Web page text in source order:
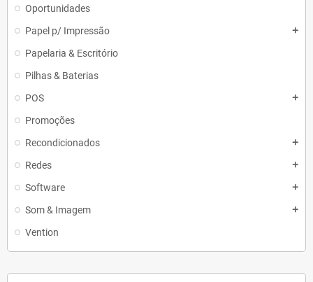
Oportunidades
Papel p/ Impressão
add
Papelaria & Escritório
Pilhas & Baterias
POS
add
Promoções
Recondicionados
add
Redes add
Software add
Som & Imagem add
Vention